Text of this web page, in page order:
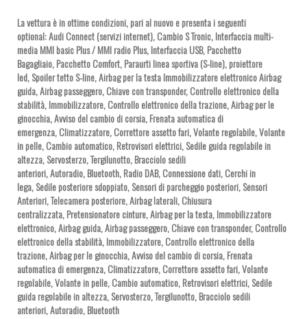
La vettura è in ottime condizioni, pari al nuovo e presenta i seguenti
optional: Audi Connect (servizi internet), Cambio S Tronic, Interfaccia multi-
media MMI basic Plus / MMI radio Plus, Interfaccia USB, Pacchetto
Bagagliaio, Pacchetto Comfort, Paraurti linea sportiva (S-line), proiettore
led, Spoiler tetto S-line, Airbag per la testa Immobilizzatore elettronico Airbag
guida, Airbag passeggero, Chiave con transponder, Controllo elettronico della
stabilità, Immobilizzatore, Controllo elettronico della trazione, Airbag per le
ginocchia, Avviso del cambio di corsia, Frenata automatica di
emergenza, Climatizzatore, Correttore assetto fari, Volante regolabile, Volante
in pelle, Cambio automatico, Retrovisori elettrici, Sedile guida regolabile in
altezza, Servosterzo, Tergilunotto, Bracciolo sedili
anteriori, Autoradio, Bluetooth, Radio DAB, Connessione dati, Cerchi in
lega, Sedile posteriore sdoppiato, Sensori di parcheggio posteriori, Sensori
Anteriori, Telecamera posteriore, Airbag laterali, Chiusura
centralizzata, Pretensionatore cinture, Airbag per la testa, Immobilizzatore
elettronico, Airbag guida, Airbag passeggero, Chiave con transponder, Controllo
elettronico della stabilità, Immobilizzatore, Controllo elettronico della
trazione, Airbag per le ginocchia, Avviso del cambio di corsia, Frenata
automatica di emergenza, Climatizzatore, Correttore assetto fari, Volante
regolabile, Volante in pelle, Cambio automatico, Retrovisori elettrici, Sedile
guida regolabile in altezza, Servosterzo, Tergilunotto, Bracciolo sedili
anteriori, Autoradio, Bluetooth